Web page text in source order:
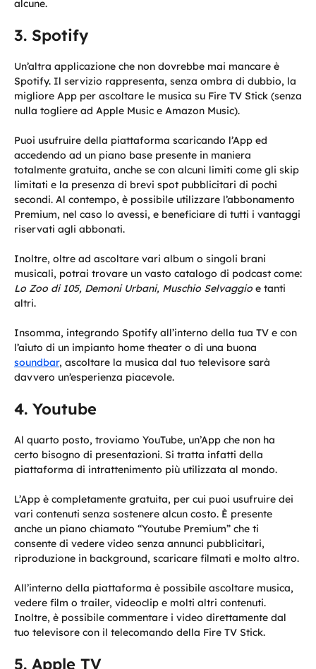
alcune.
Spotify
Un’altra applicazione che non dovrebbe mai mancare è
Spotify. Il servizio rappresenta, senza ombra di dubbio, la
migliore App per ascoltare le musica su Fire TV Stick (senza
nulla togliere ad Apple Music e Amazon Music).
Puoi usufruire della piattaforma scaricando l’App ed
accedendo ad un piano base presente in maniera
totalmente gratuita, anche se con alcuni limiti come gli skip
limitati e la presenza di brevi spot pubblicitari di pochi
secondi. Al contempo, è possibile utilizzare l’abbonamento
Premium, nel caso lo avessi, e beneficiare di tutti i vantaggi
riservati agli abbonati.
Inoltre, oltre ad ascoltare vari album o singoli brani
musicali, potrai trovare un vasto catalogo di podcast come:
Lo Zoo di 105, Demoni Urbani, Muschio Selvaggio e tanti
altri.
Insomma, integrando Spotify all’interno della tua TV e con
l’aiuto di un impianto home theater o di una buona
soundbar, ascoltare la musica dal tuo televisore sarà
davvero un’esperienza piacevole.
Youtube
Al quarto posto, troviamo YouTube, un’App che non ha
certo bisogno di presentazioni. Si tratta infatti della
piattaforma di intrattenimento più utilizzata al mondo.
L’App è completamente gratuita, per cui puoi usufruire dei
vari contenuti senza sostenere alcun costo. È presente
anche un piano chiamato “Youtube Premium” che ti
consente di vedere video senza annunci pubblicitari,
riproduzione in background, scaricare filmati e molto altro.
All’interno della piattaforma è possibile ascoltare musica,
vedere film o trailer, videoclip e molti altri contenuti.
Inoltre, è possibile commentare i video direttamente dal
tuo televisore con il telecomando della Fire TV Stick.
Apple TV